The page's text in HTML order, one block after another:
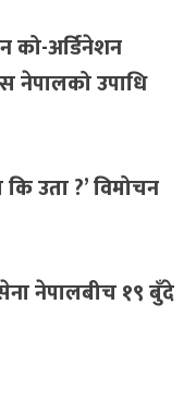
अर्डिनेशन
नेपालको उपाधि
उता ?’ विमोचन
नेपालबीच १९ बुँदे